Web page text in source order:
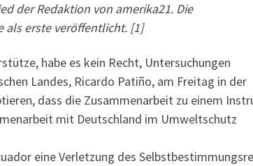
der Redaktion von amerika21. Die
als erste veröffentlicht. [1]
habe es kein Recht, Untersuchungen
Landes, Ricardo Patiño, am Freitag in der
dass die Zusammenarbeit zu einem
mit Deutschland im Umweltschutz
eine Verletzung des